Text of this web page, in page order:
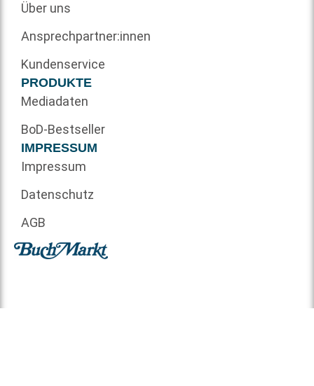
Über uns
Ansprechpartner:innen
Kundenservice
PRODUKTE
Mediadaten
BoD-Bestseller
IMPRESSUM
Impressum
Datenschutz
AGB